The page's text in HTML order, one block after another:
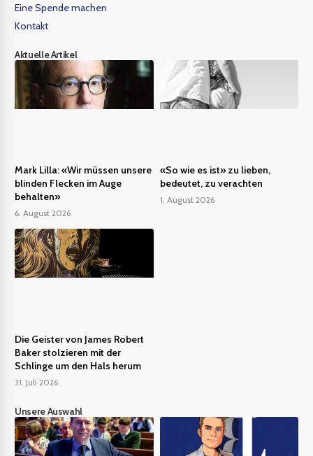
Eine Spende machen
Kontakt
Aktuelle Artikel
Mark Lilla: «Wir müssen unsere
blinden Flecken im Auge
behalten»
6. August 2026
«So wie es ist» zu lieben,
bedeutet, zu verachten
1. August 2026
Die Geister von James Robert
Baker stolzieren mit der
Schlinge um den Hals herum
31. Juli 2026
Unsere Auswahl